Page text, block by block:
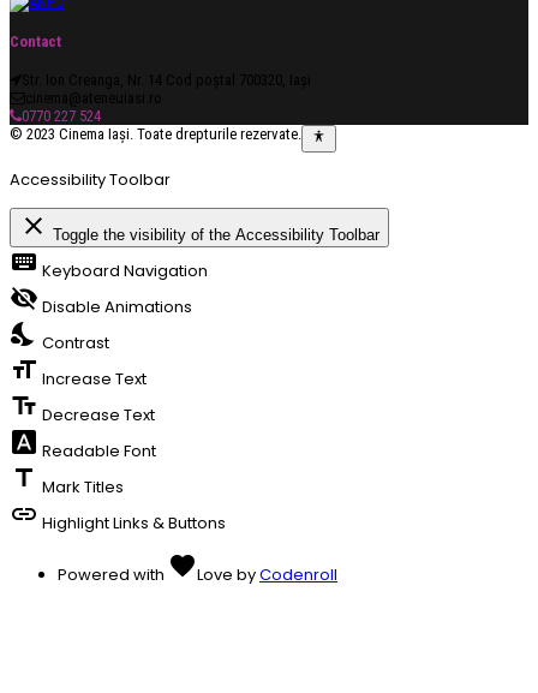
Contact
Str. Ion Creanga, Nr. 14 Cod poștal 700320, Iași
cinema@ateneuiasi.ro
0770 227 524
© 2023 Cinema Iași. Toate drepturile rezervate.
Accessibility Toolbar
close Toggle the visibility of the Accessibility Toolbar
keyboard Keyboard Navigation
visibility_off Disable Animations
nights_stay Contrast
format_size Increase Text
text_fields Decrease Text
font_download Readable Font
title Mark Titles
link Highlight Links & Buttons
Powered with favoriteLove byCodenroll